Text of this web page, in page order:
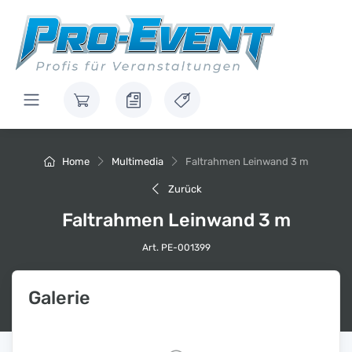
Home Multimedia Faltrahmen Leinwand 3 m
Zurück
Faltrahmen Leinwand 3 m
Art. PE-001399
Galerie